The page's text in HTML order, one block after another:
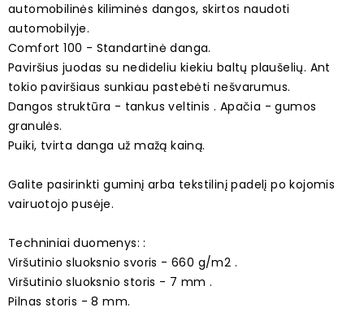
automobilinės kiliminės dangos, skirtos naudoti
automobilyje.
Comfort 100 - Standartinė danga.
Paviršius juodas su nedideliu kiekiu baltų plaušelių. Ant
tokio paviršiaus sunkiau pastebėti nešvarumus.
Dangos struktūra - tankus veltinis . Apačia - gumos
granulės.
Puiki, tvirta danga už mažą kainą.
Galite pasirinkti guminį arba tekstilinį padelį po kojomis
vairuotojo pusėje.
Techniniai duomenys: :
Viršutinio sluoksnio svoris - 660 g/m2 .
Viršutinio sluoksnio storis - 7 mm .
Pilnas storis - 8 mm.